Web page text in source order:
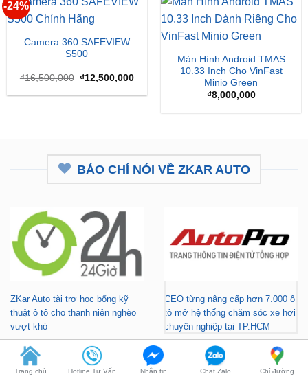
Camera 360 SAFEVIEW
S500
₫16,500,000
Giá
gốc
là:
₫12,500,000
₫12,500,000.
Màn Hình Android TMAS
10.33 Inch Cho VinFast
₫8,000,000
ZKar Auto tài trợ học bổng kỹ
thuật ô tô cho thanh niên nghèo
CEO từng nâng cấp hơn 7.000 ô
Trang chủ Hotline Tư Vấn Nhắn tin Chat Zalo Chỉ đường